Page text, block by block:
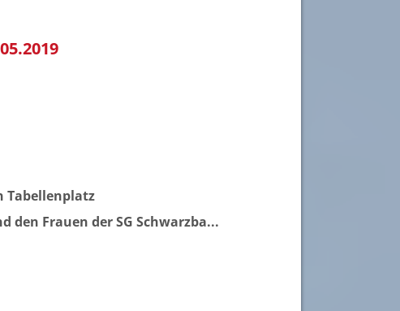
Tabellenplatz
den Frauen der SG Schwarzba...